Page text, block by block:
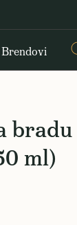
Brendovi
bradu
ml)